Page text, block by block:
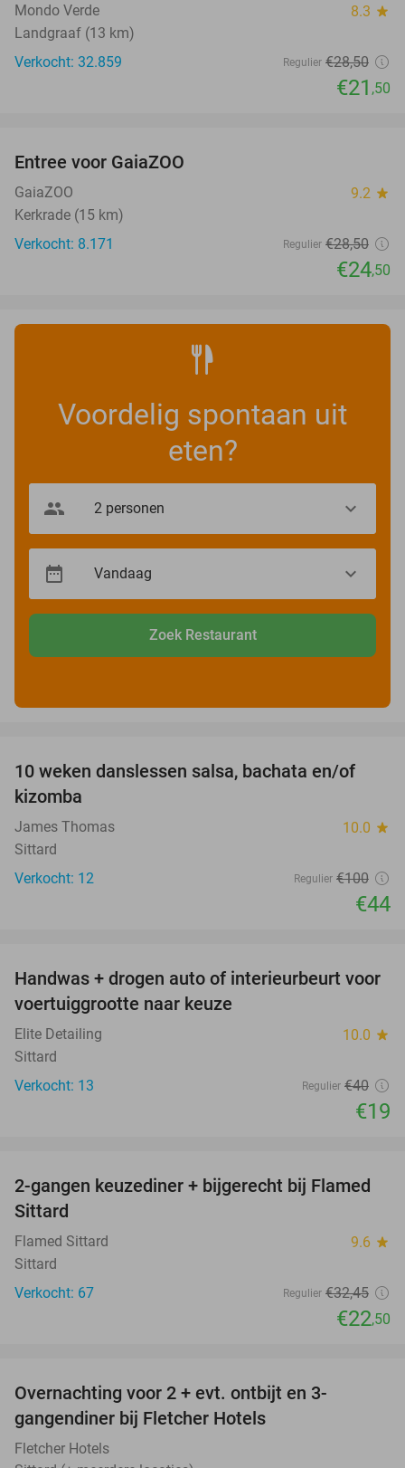
Mondo Verde 8.3 star
Landgraaf (13 km)
Verkocht: 32.859
Regulier €28,50
€21 ,50
Entree voor GaiaZOO
GaiaZOO 9.2 star
Kerkrade (15 km)
Verkocht: 8.171
Regulier €28,50
€24,50
Voordelig spontaan uit
eten?
Zoek Restaurant
56%
10 weken danslessen salsa, bachata en/of
kizomba
James Thomas 10.0 star
Sittard
Verkocht: 12
Regulier €100
€44
53%
Handwas + drogen auto of interieurbeurt voor
voertuiggrootte naar keuze
Elite Detailing 10.0 star
Sittard
Verkocht: 13
Regulier €40
€19
31%
2-gangen keuzediner + bijgerecht bij Flamed
Sittard
Flamed Sittard 9.6 star
Sittard
Verkocht: 67
Regulier €32,45
€22,50
Overnachting voor 2 + evt. ontbijt en 3-
gangendiner bij Fletcher Hotels
Fletcher Hotels